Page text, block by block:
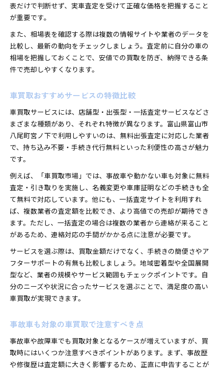
表だけで判断せず、実車査定を受けて正確な価格を把握すること
が重要です。
また、相場表を確認する際は複数の情報サイトや業者のデータを
比較し、最新の動向をチェックしましょう。査定前に自分の車の
相場を把握しておくことで、安値での買取を防ぎ、納得できる条
件で売却しやすくなります。
車買取おすすめサービスの特徴比較
車買取サービスには、店舗型・出張型・一括査定サービスなどさ
まざまな種類があり、それぞれ特徴が異なります。富山県富山市
八尾町宮ノ下で利用しやすいのは、無料出張査定に対応した業者
で、持ち込み不要・手続き代行無料といった利便性の高さが魅力
です。
例えば、「車買取市場」では、事故車や動かない車も対象に無料
査定・引き取りを実施し、名義変更や車庫証明などの手続きも全
て無料で対応しています。他にも、一括査定サイトを利用すれ
ば、複数業者の査定額を比較でき、より高値での売却が期待でき
ます。ただし、一括査定の場合は複数の業者から連絡が来ること
があるため、連絡対応の手間がかかる点に注意が必要です。
サービスを選ぶ際は、買取金額だけでなく、手続きの簡便さやア
フターサポートの有無も比較しましょう。地域密着型や全国展開
型など、業者の規模やサービス範囲もチェックポイントです。自
分のニーズや状況に合ったサービスを選ぶことで、満足度の高い
車買取が実現できます。
事故車も対象の車買取で注意すべき点
事故車や故障車でも買取対象となるケースが増えていますが、買
取時にはいくつか注意すべきポイントがあります。まず、事故歴
や修復歴は査定額に大きく影響するため、正直に申告することが